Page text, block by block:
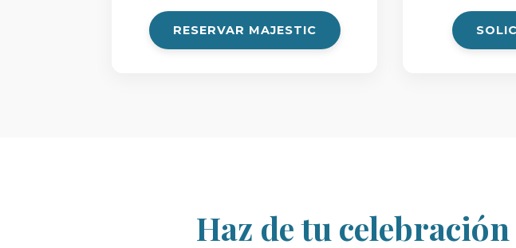
RESERVAR MAJESTIC
Haz de tu